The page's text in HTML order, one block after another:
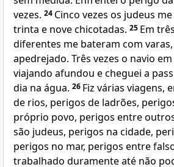
vezes. 24 Cinco vezes os judeus
trinta e nove chicotadas. 25 Em
diferentes me bateram com
apedrejado. Três vezes o navio
viajando afundou e cheguei a
dia na água. 26 Fiz várias viagens,
de rios, perigos de ladrões,
próprio povo, perigos entre
são judeus, perigos na cidade,
perigos no mar, perigos entre
trabalhado duramente até não